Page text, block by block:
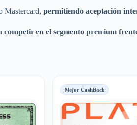
Mastercard, permitiendo aceptación
competir en el segmento premium
Mejor CashBack